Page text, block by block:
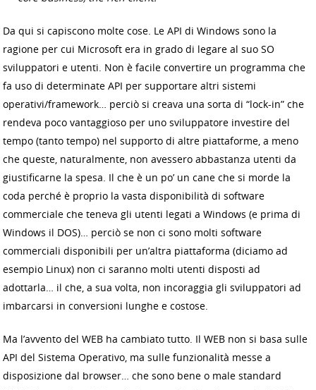
Da qui si capiscono molte cose. Le API di Windows sono la
ragione per cui Microsoft era in grado di legare al suo SO
sviluppatori e utenti. Non è facile convertire un programma che
fa uso di determinate API per supportare altri sistemi
operativi/framework… perciò si creava una sorta di “lock-in” che
rendeva poco vantaggioso per uno sviluppatore investire del
tempo (tanto tempo) nel supporto di altre piattaforme, a meno
che queste, naturalmente, non avessero abbastanza utenti da
giustificarne la spesa. Il che è un po’ un cane che si morde la
coda perché è proprio la vasta disponibilità di software
commerciale che teneva gli utenti legati a Windows (e prima di
Windows il DOS)… perciò se non ci sono molti software
commerciali disponibili per un’altra piattaforma (diciamo ad
esempio Linux) non ci saranno molti utenti disposti ad
adottarla… il che, a sua volta, non incoraggia gli sviluppatori ad
imbarcarsi in conversioni lunghe e costose.
Ma l’avvento del WEB ha cambiato tutto. Il WEB non si basa sulle
API del Sistema Operativo, ma sulle funzionalità messe a
disposizione dal browser… che sono bene o male standard